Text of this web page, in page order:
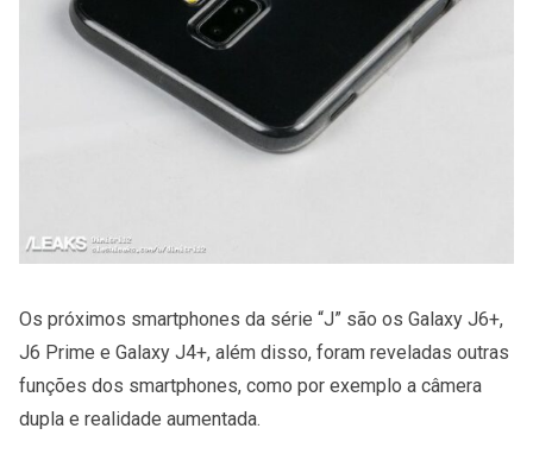
Os próximos smartphones da série “J” são os Galaxy J6+,
J6 Prime e Galaxy J4+, além disso, foram reveladas outras
funções dos smartphones, como por exemplo a câmera
dupla e realidade aumentada.